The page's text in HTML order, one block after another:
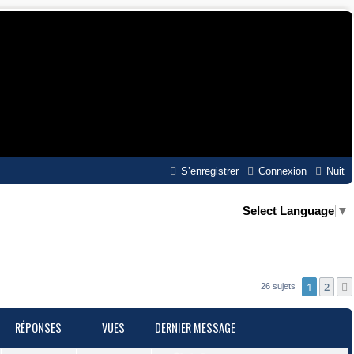
Nuit
Connexion
S’enregistrer
Select Language ▼
26 sujets 1 2
RÉPONSES VUES DERNIER MESSAGE